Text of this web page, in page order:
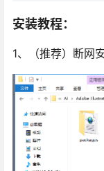
安装教程：
1、（推荐）断网